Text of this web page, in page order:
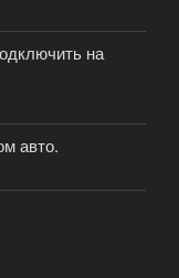
на
авто.